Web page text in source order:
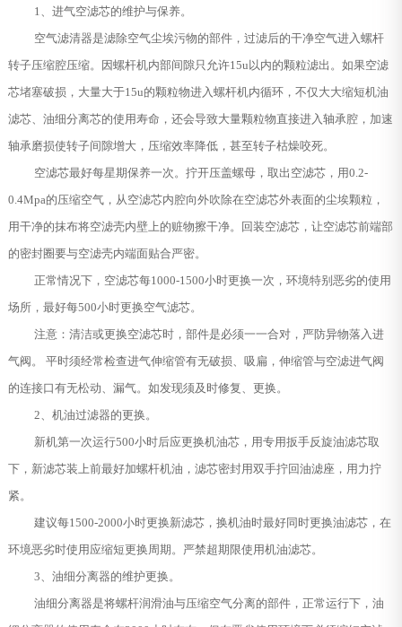
1、进气空滤芯的维护与保养。
空气滤清器是滤除空气尘埃污物的部件，过滤后的干净空气进入螺杆
转子压缩腔压缩。因螺杆机内部间隙只允许15u以内的颗粒滤出。如果空滤
芯堵塞破损，大量大于15u的颗粒物进入螺杆机内循环，不仅大大缩短机油
滤芯、油细分离芯的使用寿命，还会导致大量颗粒物直接进入轴承腔，加速
轴承磨损使转子间隙增大，压缩效率降低，甚至转子枯燥咬死。
空滤芯最好每星期保养一次。拧开压盖螺母，取出空滤芯，用0.2-
0.4Mpa的压缩空气，从空滤芯内腔向外吹除在空滤芯外表面的尘埃颗粒，
用干净的抹布将空滤壳内壁上的赃物擦干净。回装空滤芯，让空滤芯前端部
的密封圈要与空滤壳内端面贴合严密。
正常情况下，空滤芯每1000-1500小时更换一次，环境特别恶劣的使用
场所，最好每500小时更换空气滤芯。
注意：清洁或更换空滤芯时，部件是必须一一合对，严防异物落入进
气阀。 平时须经常检查进气伸缩管有无破损、吸扁，伸缩管与空滤进气阀
的连接口有无松动、漏气。如发现须及时修复、更换。
2、机油过滤器的更换。
新机第一次运行500小时后应更换机油芯，用专用扳手反旋油滤芯取
下，新滤芯装上前最好加螺杆机油，滤芯密封用双手拧回油滤座，用力拧
紧。
建议每1500-2000小时更换新滤芯，换机油时最好同时更换油滤芯，在
环境恶劣时使用应缩短更换周期。严禁超期限使用机油滤芯。
3、油细分离器的维护更换。
油细分离器是将螺杆润滑油与压缩空气分离的部件，正常运行下，油